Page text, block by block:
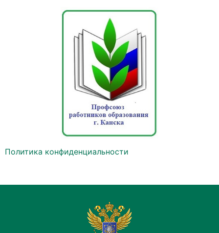
Политика конфиденциальности